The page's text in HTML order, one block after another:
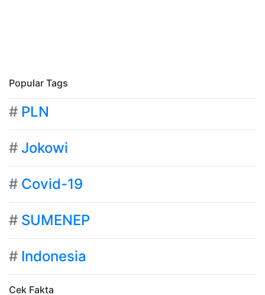
Popular Tags
# PLN
# Jokowi
# Covid-19
# SUMENEP
# Indonesia
Cek Fakta